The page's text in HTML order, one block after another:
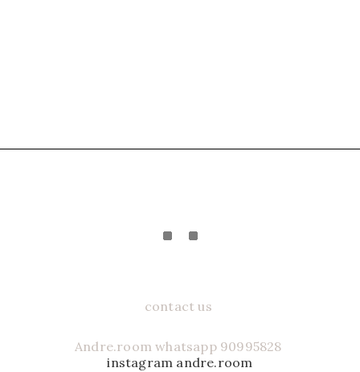
contact us
Andre.room whatsapp 90995828
instagram andre.room